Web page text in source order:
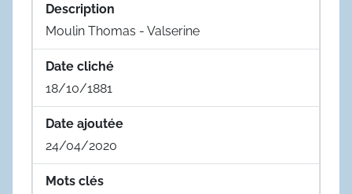
Description
Moulin Thomas - Valserine
Date cliché
18/10/1881
Date ajoutée
24/04/2020
Mots clés